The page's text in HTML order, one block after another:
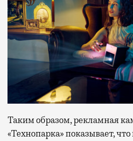
Таким образом, рекламная
«Технопарка» показывает,